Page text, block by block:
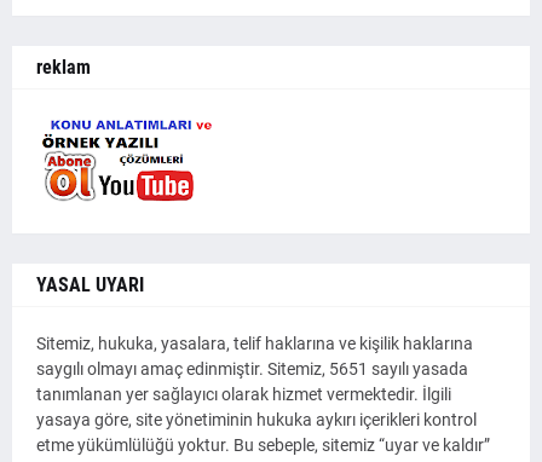
reklam
YASAL UYARI
Sitemiz, hukuka, yasalara, telif haklarına ve kişilik haklarına
saygılı olmayı amaç edinmiştir. Sitemiz, 5651 sayılı yasada
tanımlanan yer sağlayıcı olarak hizmet vermektedir. İlgili
yasaya göre, site yönetiminin hukuka aykırı içerikleri kontrol
etme yükümlülüğü yoktur. Bu sebeple, sitemiz “uyar ve kaldır”